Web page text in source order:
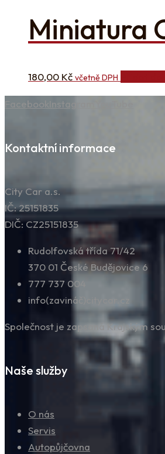
Miniatura
180,00 Kč včetně DPH
Facebook Instagram
Kontaktní informace
City Car a.s.
IČ: 25151835
DIČ: CZ25151835
Rudolfovská třída 71/42
370 01 České Budějovice 6
777 737 004
info(zavináč)citycar.cz
Společnost je zapsaná Krajským
Naše služby
O nás
Servis
Autopůjčovna